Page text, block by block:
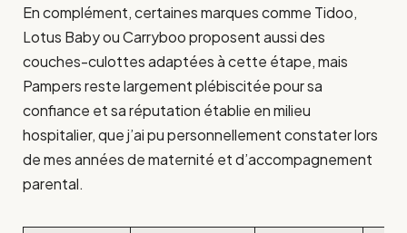
En complément, certaines marques comme Tidoo,
Lotus Baby ou Carryboo proposent aussi des
couches-culottes adaptées à cette étape, mais
Pampers reste largement plébiscitée pour sa
confiance et sa réputation établie en milieu
hospitalier, que j’ai pu personnellement constater lors
de mes années de maternité et d’accompagnement
parental.